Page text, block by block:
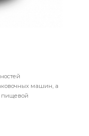
машин, а
пищевой